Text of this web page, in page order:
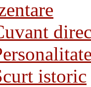
istoric